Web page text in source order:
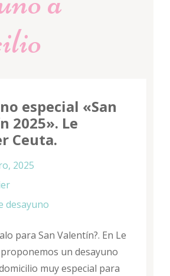
especial «San
2025». Le
Ceuta.
2025
desayuno
para San Valentín?. En Le
un desayuno
muy especial para